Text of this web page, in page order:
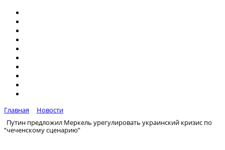
Главная
Новости
Путин предложил Меркель урегулировать украинский кризис по
“чеченскому сценарию”